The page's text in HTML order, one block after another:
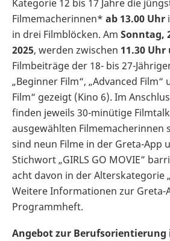
Kategorie 12 bis 17 Jahre die
Filmemacherinnen* ab 13.00 Uhr
in drei Filmblöcken. Am Sonntag,
2025, werden zwischen 11.30 Uhr
Filmbeiträge der 18- bis 27-
„Beginner Film“, „Advanced Film“
Film“ gezeigt (Kino 6). Im
finden jeweils 30-minütige
ausgewählten Filmemacherinnen
sind neun Filme in der Greta-App
Stichwort „GIRLS GO MOVIE”
acht davon in der Alterskategorie
Weitere Informationen zur Greta-
Programmheft.
Angebot zur Berufsorientierung